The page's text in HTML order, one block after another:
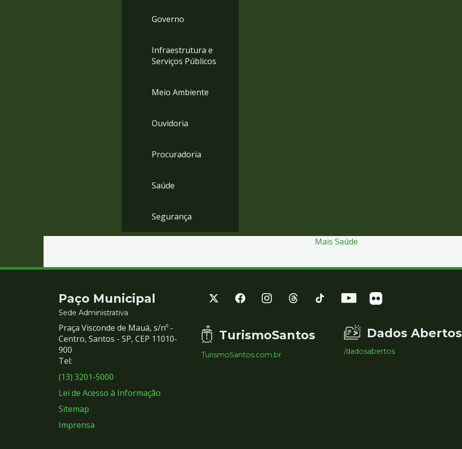
Governo
Infraestrutura e
Serviços Públicos
Meio Ambiente
Ouvidoria
Procuradoria
Saúde
Segurança
Mais Saúde
Contato
e
Redes
Sociais
Paço Municipal
Sede Administrativa
Praça Visconde de Mauá, s/nº -
Centro, Santos - SP, CEP 11010-
900
Tel:
(13) 3201-5000
Lei de Acesso à Informação
Sitemap
Imprensa
TurismoSantos
TurismoSantos.com.br
Dados Abertos
/dadosabertos